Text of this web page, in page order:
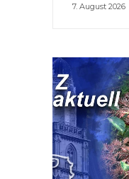
7. August 2026